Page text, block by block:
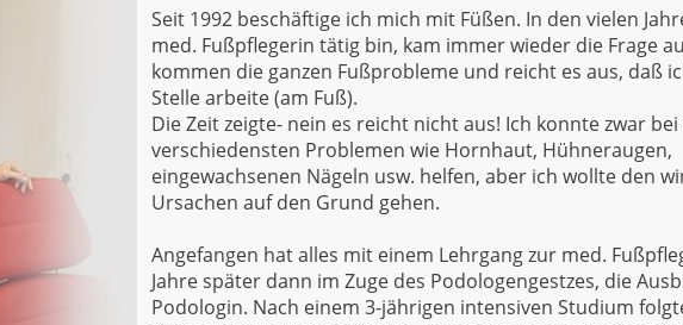
Seit 1992 beschäftige ich mich mit Füßen. In den vielen
med. Fußpflegerin tätig bin, kam immer wieder die Frage
kommen die ganzen Fußprobleme und reicht es aus, daß
Stelle arbeite (am Fuß).
Die Zeit zeigte- nein es reicht nicht aus! Ich konnte zwar bei
verschiedensten Problemen wie Hornhaut, Hühneraugen,
eingewachsenen Nägeln usw. helfen, aber ich wollte den
Ursachen auf den Grund gehen.
Angefangen hat alles mit einem Lehrgang zur med.
Jahre später dann im Zuge des Podologengestzes, die
Podologin. Nach einem 3-jährigen intensiven Studium